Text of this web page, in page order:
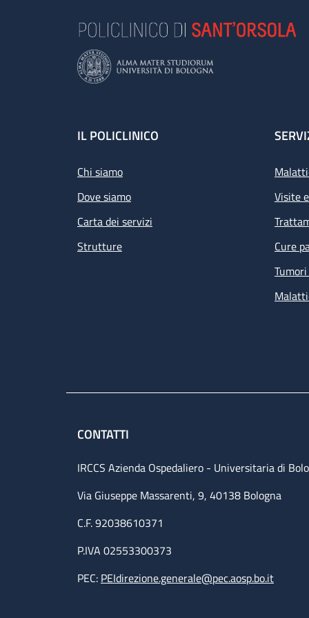
Footer
IL POLICLINICO
Chi siamo
Dove siamo
Carta dei servizi
Strutture
Visite
Cure
CONTATTI
IRCCS Azienda Ospedaliero - Universitaria di
Via Giuseppe Massarenti, 9, 40138 Bologna
C.F. 92038610371
P.IVA 02553300373
PEC: PEIdirezione.generale@pec.aosp.bo.it